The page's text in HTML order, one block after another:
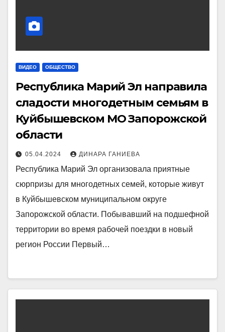
ВИДЕО ОБЩЕСТВО
Республика Марий Эл направила
сладости многодетным семьям в
Куйбышевском МО Запорожской
области
05.04.2024 ДИНАРА ГАНИЕВА
Республика Марий Эл организовала приятные
сюрпризы для многодетных семей, которые живут
в Куйбышевском муниципальном округе
Запорожской области. Побывавший на подшефной
территории во время рабочей поездки в новый
регион России Первый…